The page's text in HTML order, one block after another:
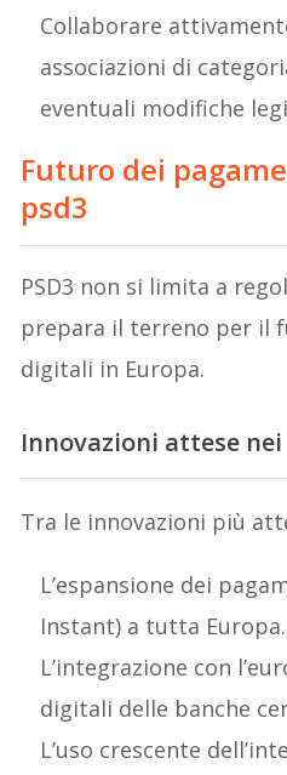
Collaborare
associazioni di
eventuali modifiche
Futuro dei
psd3
PSD3 non si limita a
prepara il terreno per il
digitali in Europa.
Innovazioni attese
Tra le innovazioni più
L’espansione dei
Instant) a tutta Europa.
L’integrazione con
digitali delle banche
L’uso crescente